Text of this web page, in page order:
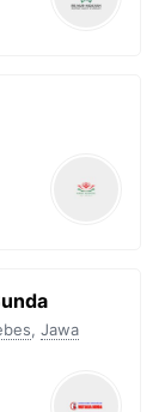
, Jawa